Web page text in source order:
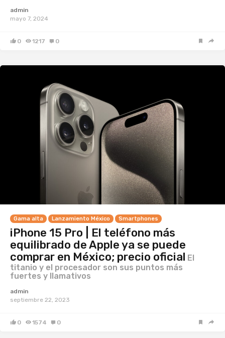
admin
mayo 7, 2024
0 1217 0
Gama alta Lanzamiento México Smartphones
iPhone 15 Pro | El teléfono más
equilibrado de Apple ya se puede
comprar en México; precio oficial El
titanio y el procesador son sus puntos más
fuertes y llamativos
admin
septiembre 22, 2023
0 1574 0